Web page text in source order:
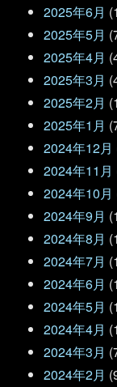
2025年6月
2025年5月
2025年4月
2025年3月
2025年2月
2025年1月
2024年12月
2024年11月
2024年10月
2024年9月
2024年8月
2024年7月
2024年6月
2024年5月
2024年4月
2024年3月
2024年2月